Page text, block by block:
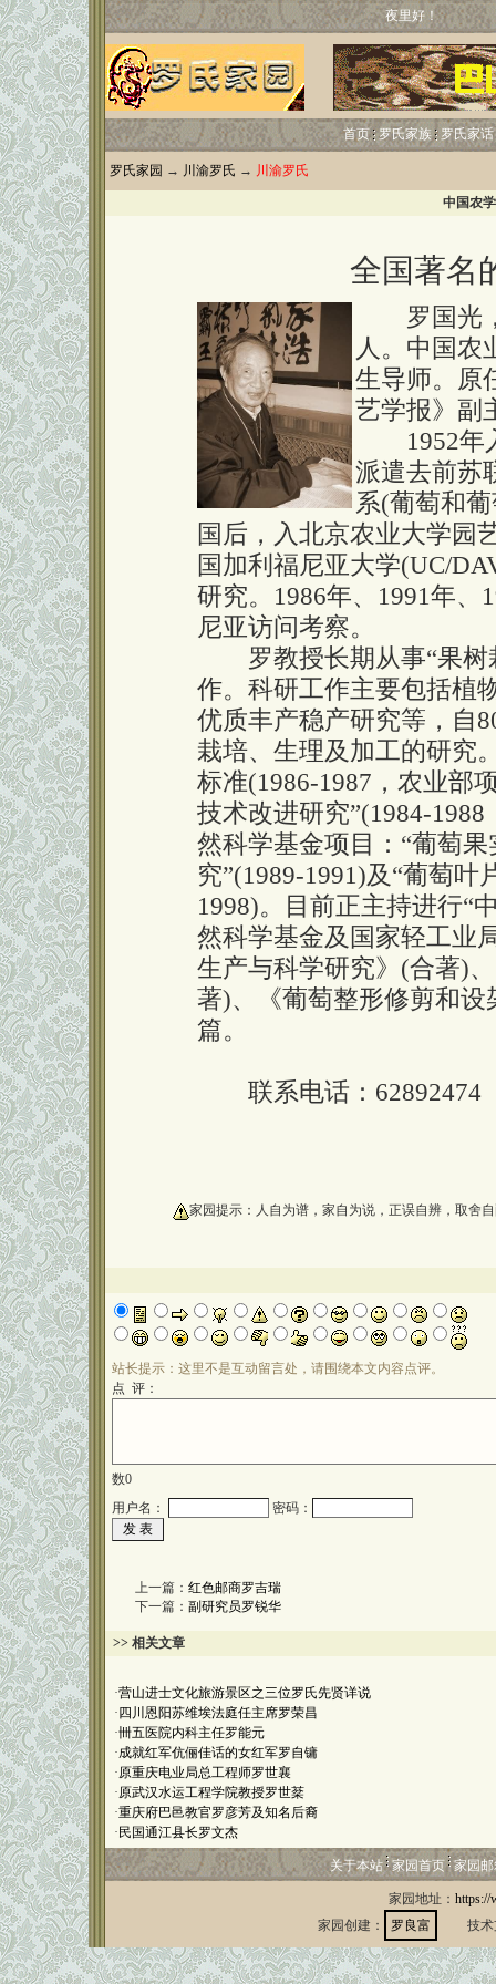
夜里好！
首页 罗氏家族 罗氏家话
罗氏家园 → 川渝罗氏 → 川渝罗氏
中国农
全国著名
罗国光，
人。中国农
生导师。原
艺学报》副
1952年入
派遣去前苏
系(葡萄和
国后，入北京农业大学园
国加利福尼亚大学(UC/
研究。1986年、1991年、
尼亚访问考察。
罗教授长期从事“果树
作。科研工作主要包括植
优质丰产稳产研究等，自
栽培、生理及加工的研究
标准(1986-1987，农业部
技术改进研究”(1984-
然科学基金项目：“葡萄
究”(1989-1991)及“葡萄
1998)。目前正主持进行“
然科学基金及国家轻工业
生产与科学研究》(合著)
著)、《葡萄整形修剪和
篇。
联系电话：62892474
家园提示：人自为谱，家自为说，正误自辨，取舍
站长提示：这里不是互动留言处，请围绕本文内容点评。
点 评：
数0
用户名：
密码：
上一篇： 红色邮商罗吉瑞
下一篇： 副研究员罗锐华
>> 相关文章
·营山进士文化旅游景区之三位罗氏先贤详说
· 四川恩阳苏维埃法庭任主席罗荣昌
·卌五医院内科主任罗能元
·成就红军伉俪佳话的女红军罗自镛
·原重庆电业局总工程师罗世襄
·原武汉水运工程学院教授罗世棻
·重庆府巴邑教官罗彦芳及知名后裔
· 民国通江县长罗文杰
关于本站 家园首页 家园
家园地址： https://
家园创建：
罗良富 技术